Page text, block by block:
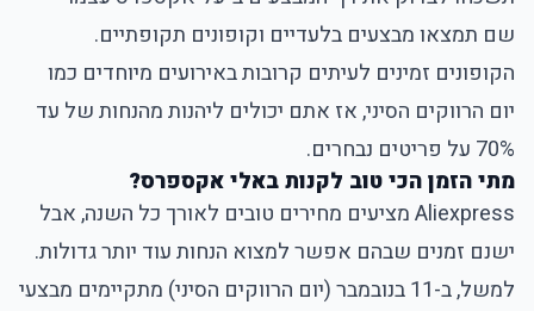
שם תמצאו מבצעים בלעדיים וקופונים תקופתיים.
הקופונים זמינים לעיתים קרובות באירועים מיוחדים כמו
יום הרווקים הסיני, אז אתם יכולים ליהנות מהנחות של עד
70% על פריטים נבחרים.
מתי הזמן הכי טוב לקנות באלי אקספרס?
Aliexpress מציעים מחירים טובים לאורך כל השנה, אבל
ישנם זמנים שבהם אפשר למצוא הנחות עוד יותר גדולות.
למשל, ב-11 בנובמבר (יום הרווקים הסיני) מתקיימים מבצעי